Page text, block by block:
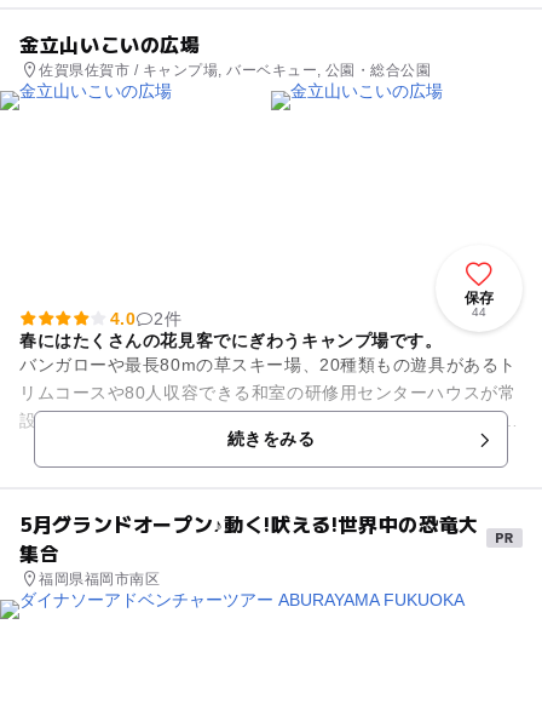
金立山いこいの広場
佐賀県佐賀市 / キャンプ場, バーベキュー, 公園・総合公園
保存
44
4.0
2件
春にはたくさんの花見客でにぎわうキャンプ場です。
バンガローや最長80mの草スキー場、20種類もの遊具があるト
リムコースや80人収容できる和室の研修用センターハウスが常
設されたキャンプ場です。春になると我先にと咲き誇る5000本
続きをみる
5月グランドオープン♪動く!吠える!世界中の恐竜大
集合
福岡県福岡市南区